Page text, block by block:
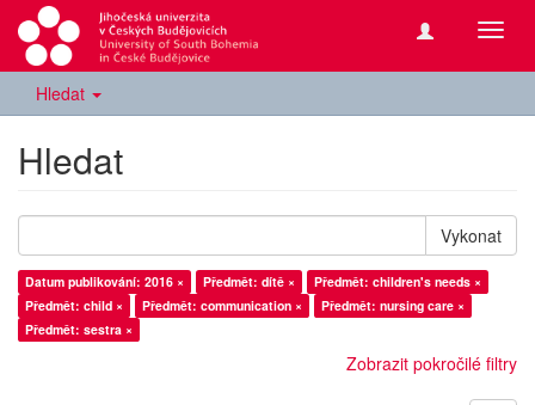
Hledat
Hledat
Vykonat
Datum publikování: 2016 × Předmět: dítě ×
Předmět: children's needs ×
Předmět: child ×
Předmět: communication ×
Předmět: nursing care ×
Předmět: sestra ×
Zobrazit pokročilé filtry